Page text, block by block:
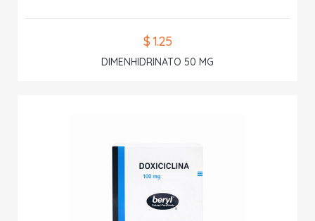
$ 1.25
DIMENHIDRINATO 50 MG